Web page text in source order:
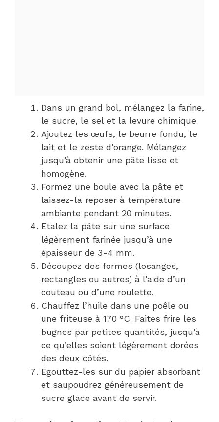
Dans un grand bol, mélangez la farine,
le sucre, le sel et la levure chimique.
Ajoutez les œufs, le beurre fondu, le
lait et le zeste d’orange. Mélangez
jusqu’à obtenir une pâte lisse et
homogène.
Formez une boule avec la pâte et
laissez-la reposer à température
ambiante pendant 20 minutes.
Étalez la pâte sur une surface
légèrement farinée jusqu’à une
épaisseur de 3-4 mm.
Découpez des formes (losanges,
rectangles ou autres) à l’aide d’un
couteau ou d’une roulette.
Chauffez l’huile dans une poêle ou
une friteuse à 170 °C. Faites frire les
bugnes par petites quantités, jusqu’à
ce qu’elles soient légèrement dorées
des deux côtés.
Égouttez-les sur du papier absorbant
et saupoudrez généreusement de
sucre glace avant de servir.